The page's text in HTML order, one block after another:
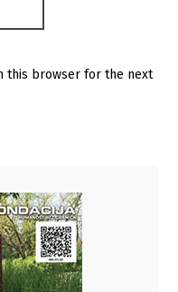
this browser for the next